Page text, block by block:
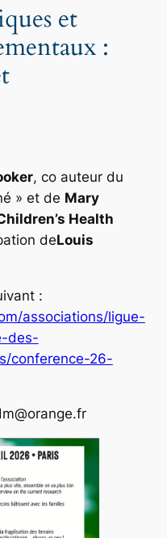
et
:
, co auteur du
» et de Mary
Health
deLouis
:
associations/ligue-
des-
conference-26-